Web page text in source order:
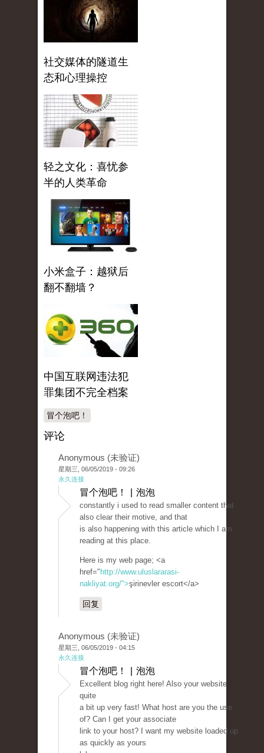
社交媒体的隧道生
态和心理操控
轻之文化：喜忧参
半的人类革命
小米盒子：越狱后
翻不翻墙？
中国互联网违法犯
罪集团不完全档案
冒个泡吧！
评论
Anonymous (未验证)
星期三, 06/05/2019 - 09:26
永久连接
冒个泡吧！ | 泡泡
constantly i used to read smaller content that
also clear their motive, and that
is also happening with this article which I am
reading at this place.
Here is my web page; <a
href=" http://www.uluslararasi-
nakliyat.org/">şirinevler escort</a>
回复
Anonymous (未验证)
星期三, 06/05/2019 - 04:15
永久连接
冒个泡吧！ | 泡泡
Excellent blog right here! Also your website
quite
a bit up very fast! What host are you the use
of? Can I get your associate
link to your host? I want my website loaded up
as quickly as yours